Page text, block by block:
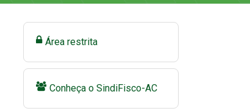
Área restrita
Conheça o SindiFisco-AC